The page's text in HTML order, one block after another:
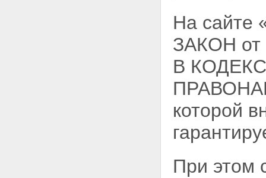
На сайте
ЗАКОН
В
которой
При этом